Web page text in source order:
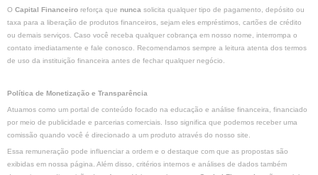
O Capital Financeiro reforça que nunca solicita qualquer tipo de pagamento, depósito ou
taxa para a liberação de produtos financeiros, sejam eles empréstimos, cartões de crédito
ou demais serviços. Caso você receba qualquer cobrança em nosso nome, interrompa o
contato imediatamente e fale conosco. Recomendamos sempre a leitura atenta dos termos
de uso da instituição financeira antes de fechar qualquer negócio.
Política de Monetização e Transparência
Atuamos como um portal de conteúdo focado na educação e análise financeira, financiado
por meio de publicidade e parcerias comerciais. Isso significa que podemos receber uma
comissão quando você é direcionado a um produto através do nosso site.
Essa remuneração pode influenciar a ordem e o destaque com que as propostas são
exibidas em nossa página. Além disso, critérios internos e análises de dados também